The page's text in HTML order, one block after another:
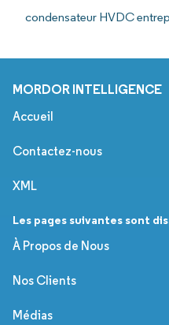
condensateur HVDC
MORDOR INTELLIGENCE
Accueil
Contactez-nous
XML
Les pages suivantes sont
À Propos de Nous
Nos Clients
Médias